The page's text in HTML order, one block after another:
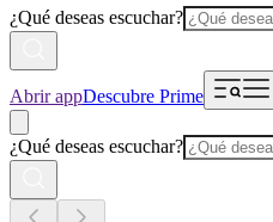
¿Qué deseas escuchar?
Abrir appDescubre Prime
¿Qué deseas escuchar?